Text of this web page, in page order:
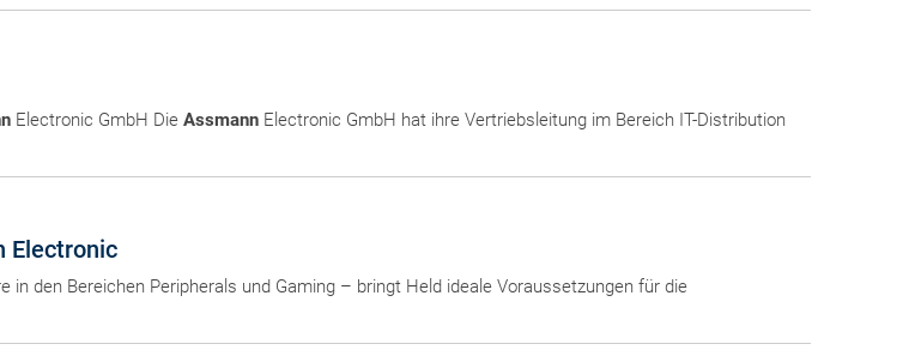
Electronic GmbH Die Assmann Electronic GmbH hat ihre Vertriebsleitung im Bereich IT-Distribution
Electronic
den Bereichen Peripherals und Gaming – bringt Held ideale Voraussetzungen für die